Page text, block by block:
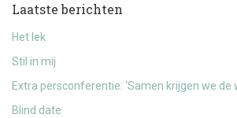
Laatste berichten
Het lek
Stil in mij
Extra persconferentie: ‘Samen krijgen we de
Blind date